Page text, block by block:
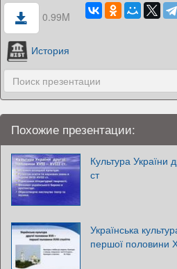
0.99M
История
Похожие презентации:
Культура України
ст
Українська
першої половини